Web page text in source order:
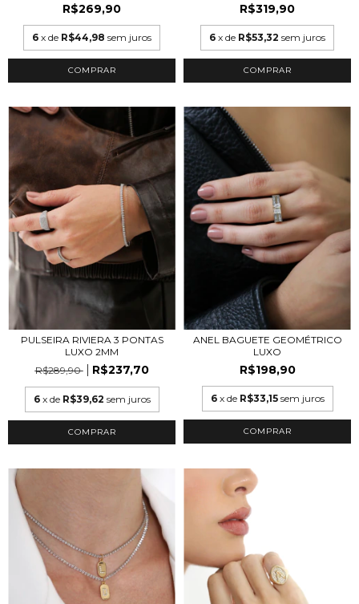
R$269,90
6 x de R$44,98 sem juros
COMPRAR
R$319,90
6 x de R$53,32 sem juros
PULSEIRA RIVIERA 3 PONTAS
LUXO 2MM
R$289,90
R$237,70
6 x de R$39,62 sem juros
ANEL BAGUETE GEOMÉTRICO
LUXO
R$198,90
6 x de R$33,15 sem juros
COMPRAR